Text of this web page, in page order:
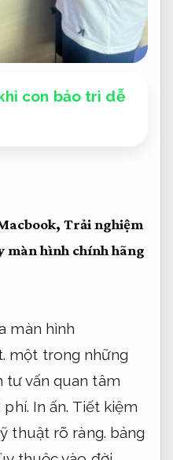
con bảo trì dễ
Trải nghiệm
màn hình chính hãng
màn hình
một trong những
tư vấn quan tâm
phí. In ấn. Tiết kiệm
thuật rõ ràng. bảng